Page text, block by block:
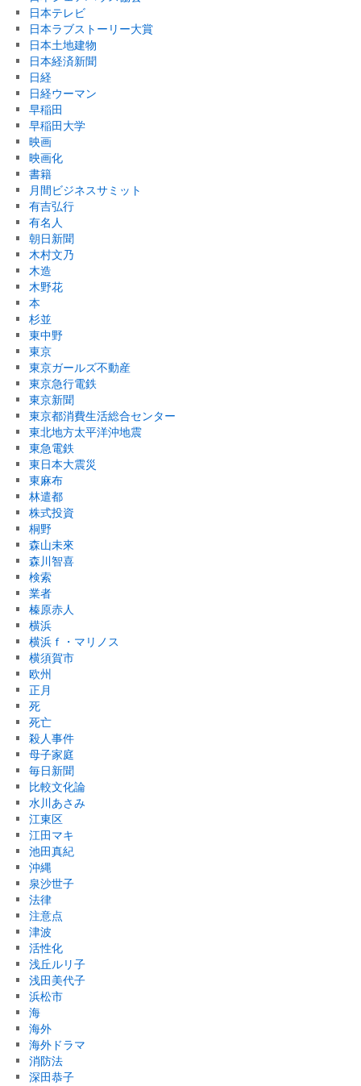
日本テレビ
日本ラブストーリー大賞
日本土地建物
日本経済新聞
日経
日経ウーマン
早稲田
早稲田大学
映画
映画化
書籍
月間ビジネスサミット
有吉弘行
有名人
朝日新聞
木村文乃
木造
木野花
本
杉並
東中野
東京
東京ガールズ不動産
東京急行電鉄
東京新聞
東京都消費生活総合センター
東北地方太平洋沖地震
東急電鉄
東日本大震災
東麻布
林遣都
株式投資
桐野
森山未來
森川智喜
検索
業者
榛原赤人
横浜
横浜ｆ・マリノス
横須賀市
欧州
正月
死
死亡
殺人事件
母子家庭
毎日新聞
比較文化論
水川あさみ
江東区
江田マキ
池田真紀
沖縄
泉沙世子
法律
注意点
津波
活性化
浅丘ルリ子
浅田美代子
浜松市
海
海外
海外ドラマ
消防法
深田恭子